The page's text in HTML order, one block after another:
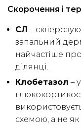
Скорочення і
СЛ –
запальний
найчастіше
ділянці.
Клобетазол –
схемою, а не